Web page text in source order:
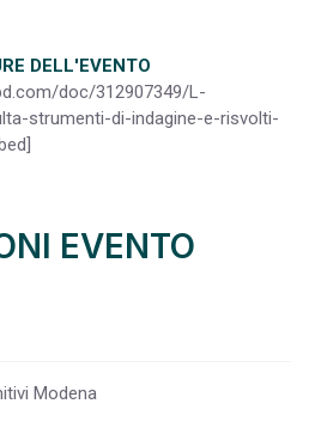
DELL'EVENTO
doc/312907349/L-
strumenti-di-indagine-e-risvolti-
EVENTO
Modena